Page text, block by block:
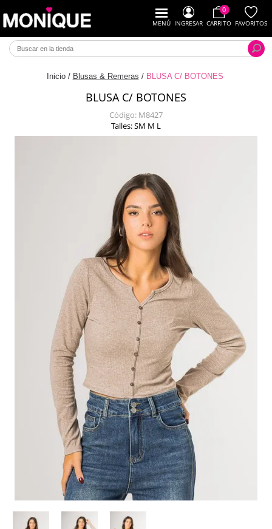
MENÚ INGRESAR
0
CARRITO FAVORITOS
Inicio / Blusas & Remeras / BLUSA C/ BOTONES
BLUSA C/ BOTONES
Código: M8427
Talles: SM M L